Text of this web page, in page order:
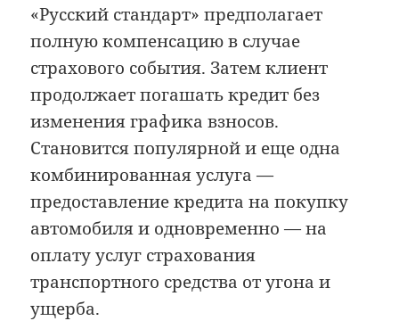
«Русский стандарт» предполагает
полную компенсацию в случае
страхового события. Затем клиент
продолжает погашать кредит без
изменения графика взносов.
Становится популярной и еще одна
комбинированная услуга —
предоставление кредита на покупку
автомобиля и одновременно — на
оплату услуг страхования
транспортного средства от угона и
ущерба.